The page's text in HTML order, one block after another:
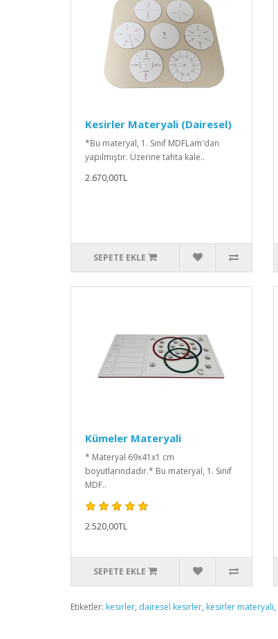
Kesirler Materyali (Dairesel)
*Bu materyal, 1. Sınıf MDFLam'dan
yapılmıştır. Üzerine tahta kale..
2.670,00TL
SEPETE EKLE
Kümeler Materyali
* Materyal 69x41x1 cm
boyutlarındadır.* Bu materyal, 1. Sınıf
MDF..
2.520,00TL
SEPETE EKLE
Etiketler: kesirler, dairesel kesirler, kesirler materyali,